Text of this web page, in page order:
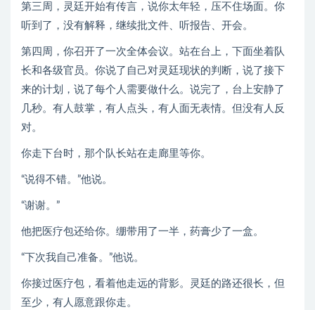
第三周，灵廷开始有传言，说你太年轻，压不住场面。你
听到了，没有解释，继续批文件、听报告、开会。
第四周，你召开了一次全体会议。站在台上，下面坐着队
长和各级官员。你说了自己对灵廷现状的判断，说了接下
来的计划，说了每个人需要做什么。说完了，台上安静了
几秒。有人鼓掌，有人点头，有人面无表情。但没有人反
对。
你走下台时，那个队长站在走廊里等你。
“说得不错。”他说。
“谢谢。”
他把医疗包还给你。绷带用了一半，药膏少了一盒。
“下次我自己准备。”他说。
你接过医疗包，看着他走远的背影。灵廷的路还很长，但
至少，有人愿意跟你走。